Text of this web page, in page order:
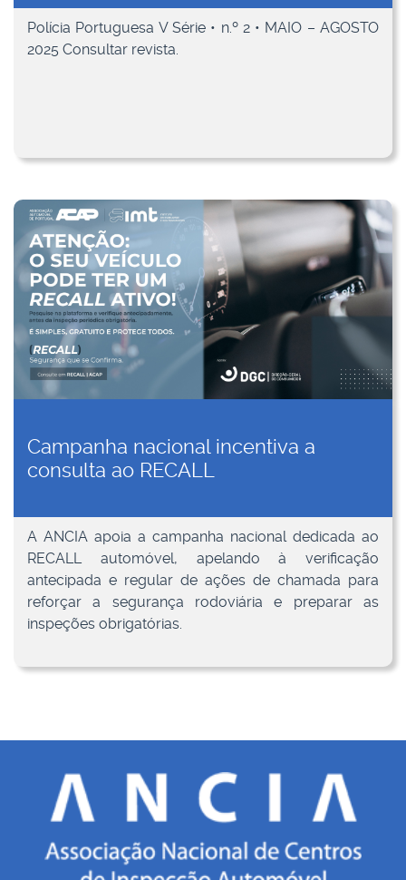
Polícia Portuguesa V Série • n.º 2 • MAIO – AGOSTO
2025 Consultar revista.
Campanha nacional incentiva a
consulta ao RECALL
A ANCIA apoia a campanha nacional dedicada ao
RECALL automóvel, apelando à verificação
antecipada e regular de ações de chamada para
reforçar a segurança rodoviária e preparar as
inspeções obrigatórias.